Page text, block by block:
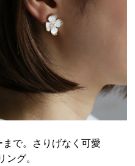
で。さりげなく可愛
ング。